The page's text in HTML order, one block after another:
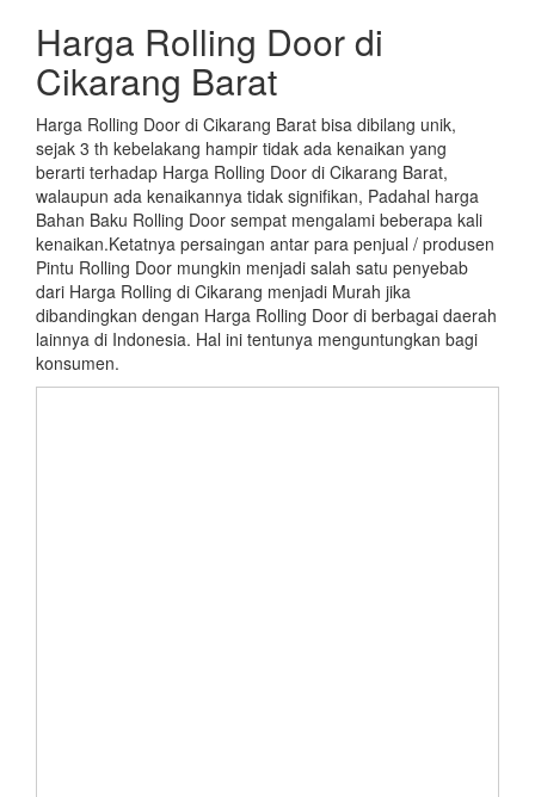
Harga Rolling Door di
Cikarang Barat
Harga Rolling Door di Cikarang Barat bisa dibilang unik,
sejak 3 th kebelakang hampir tidak ada kenaikan yang
berarti terhadap Harga Rolling Door di Cikarang Barat,
walaupun ada kenaikannya tidak signifikan, Padahal harga
Bahan Baku Rolling Door sempat mengalami beberapa kali
kenaikan.Ketatnya persaingan antar para penjual / produsen
Pintu Rolling Door mungkin menjadi salah satu penyebab
dari Harga Rolling di Cikarang menjadi Murah jika
dibandingkan dengan Harga Rolling Door di berbagai daerah
lainnya di Indonesia. Hal ini tentunya menguntungkan bagi
konsumen.